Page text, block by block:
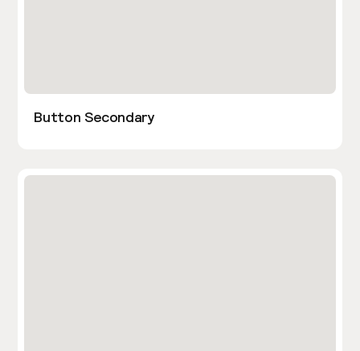
Button Secondary